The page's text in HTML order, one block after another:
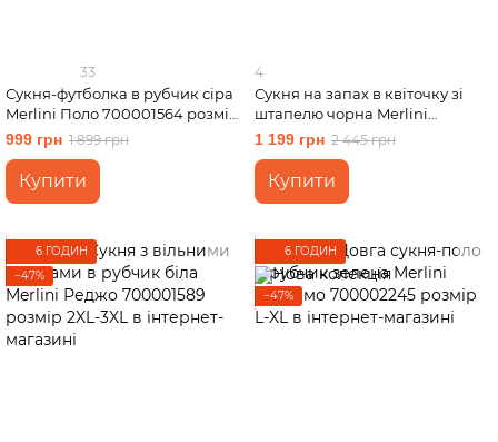
33
Сукня-футболка в рубчик сіра
Merlini Поло 700001564 розмір
L-XL
999 грн 1 899 грн
Купити
4
Сукня на запах в квіточку зі
штапелю чорна Merlini
Віченца 700002201 розмір L-XL
1 199 грн 2 445 грн
Купити
6 ГОДИН
−47%
6 ГОДИН
−47%